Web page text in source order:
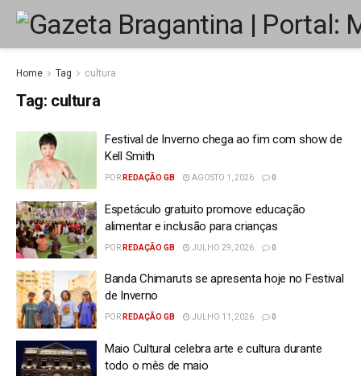
Home Tag cultura
Tag: cultura
Festival de Inverno chega ao fim com show de
Kell Smith
POR REDAÇÃO GB AGOSTO 1, 2026 0
Espetáculo gratuito promove educação
alimentar e inclusão para crianças
POR REDAÇÃO GB JULHO 29, 2026 0
Banda Chimaruts se apresenta hoje no Festival
de Inverno
POR REDAÇÃO GB JULHO 11, 2026 0
Maio Cultural celebra arte e cultura durante
todo o mês de maio